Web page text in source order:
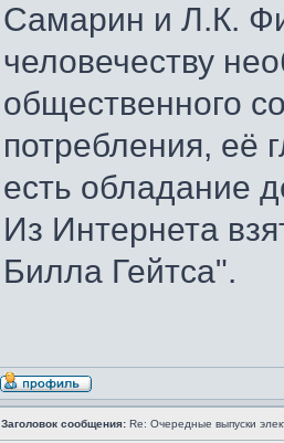
Самарин и Л.К.
человечеству
общественного
потребления, её
есть обладание
Из Интернета
Билла Гейтса".
Заголовок сообщения: Re: Очередные выпуски